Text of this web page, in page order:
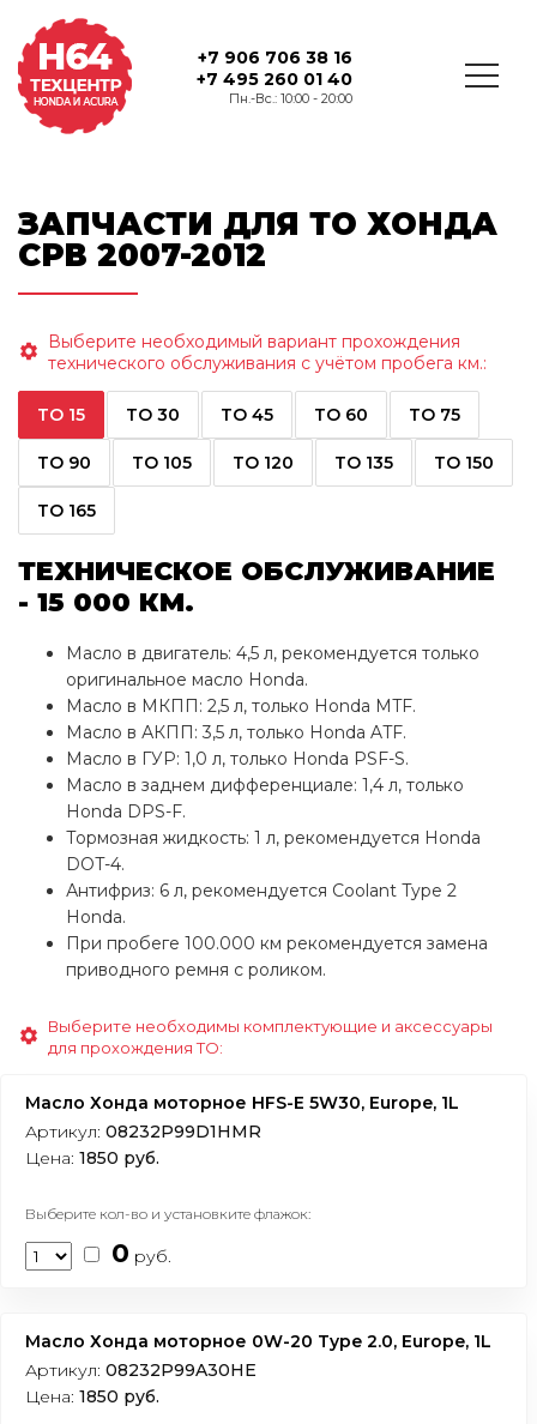
+7 906 706 38 16
+7 495 260 01 40
Пн.-Вс.: 10:00 - 20:00
ЗАПЧАСТИ ДЛЯ ТО ХОНДА
СРВ 2007-2012
Выберите необходимый вариант прохождения
технического обслуживания с учётом пробега км.:
ТО 15 ТО 30 ТО 45 ТО 60 ТО 75
ТО 90 ТО 105 ТО 120 ТО 135 ТО 150
ТО 165
ТЕХНИЧЕСКОЕ ОБСЛУЖИВАНИЕ
- 15 000 КМ.
Масло в двигатель: 4,5 л, рекомендуется только
оригинальное масло Honda.
Масло в МКПП: 2,5 л, только Honda MTF.
Масло в АКПП: 3,5 л, только Honda ATF.
Масло в ГУР: 1,0 л, только Honda PSF-S.
Масло в заднем дифференциале: 1,4 л, только
Honda DPS-F.
Тормозная жидкость: 1 л, рекомендуется Honda
DOT-4.
Антифриз: 6 л, рекомендуется Coolant Type 2
Honda.
При пробеге 100.000 км рекомендуется замена
приводного ремня с роликом.
Выберите необходимы комплектующие и аксессуары
для прохождения ТО:
Масло Хонда моторное HFS-E 5W30, Europe, 1L
Артикул: 08232P99D1HMR
Цена: 1850 руб.
Выберите кол-во и установките флажок:
0 руб.
Масло Хонда моторное 0W-20 Type 2.0, Europe, 1L
Артикул: 08232P99A30HE
Цена: 1850 руб.